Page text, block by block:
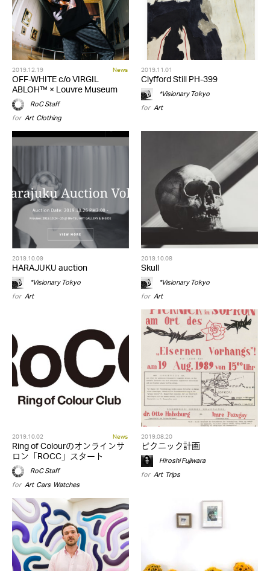
2019.12.19 News
OFF-WHITE c/o VIRGIL
ABLOH™ × Louvre Museum
RoC Staff
for Art,Clothing
2019.11.01
Clyfford Still PH-399
*Visionary Tokyo
for Art
2019.10.09
HARAJUKU auction
*Visionary Tokyo
for Art
2019.10.08
Skull
*Visionary Tokyo
for Art
2019.10.02 News
Ring of Colourのオンラインサ
ロン「ROCC」スタート
RoC Staff
for Art,Cars, Watches
2019.08.20
ピクニック計画
Hiroshi Fujiwara
for Art, Trips